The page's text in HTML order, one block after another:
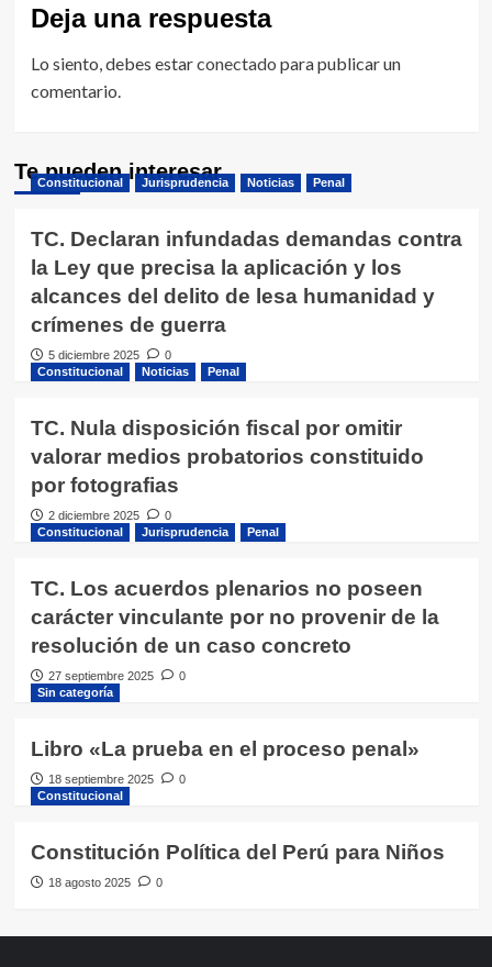
Deja una respuesta
Lo siento, debes estarconectado para publicar un
comentario.
Te pueden interesar
Constitucional Jurisprudencia Noticias Penal
TC. Declaran infundadas demandas contra
la Ley que precisa la aplicación y los
alcances del delito de lesa humanidad y
crímenes de guerra
5 diciembre 2025
0
Constitucional
Noticias Penal
TC. Nula disposición fiscal por omitir
valorar medios probatorios constituido
por fotografias
2 diciembre 2025
0
Constitucional
Jurisprudencia Penal
TC. Los acuerdos plenarios no poseen
carácter vinculante por no provenir de la
resolución de un caso concreto
27 septiembre 2025
0
Sin categoría
Libro «La prueba en el proceso penal»
18 septiembre 2025
0
Constitucional
Constitución Política del Perú para Niños
18 agosto 2025 0